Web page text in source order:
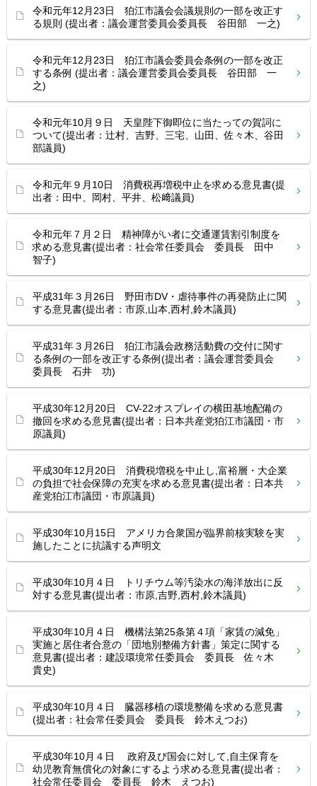
令和元年12月23日 狛江市議会会議規則の一部を改正す
る規則 (提出者：議会運営委員会委員長 谷田部 一之)
令和元年12月23日 狛江市議会委員会条例の一部を改正
する条例 (提出者：議会運営委員会委員長 谷田部 一
之)
令和元年10月９日 天皇陛下御即位に当たっての賀詞に
ついて(提出者：辻村、吉野、三宅、山田、佐々木、谷田
部議員)
令和元年９月10日 消費税再増税中止を求める意見書(提
出者：田中、岡村、平井、松﨑議員)
令和元年７月２日 精神障がい者に交通運賃割引制度を
求める意見書(提出者：社会常任委員会 委員長 田中
智子)
平成31年３月26日 野田市DV・虐待事件の再発防止に関
する意見書(提出者：市原,山本,西村,鈴木議員)
平成31年３月26日 狛江市議会政務活動費の交付に関す
る条例の一部を改正する条例(提出者：議会運営委員会
委員長 石井 功)
平成30年12月20日 CV-22オスプレイの横田基地配備の
撤回を求める意見書(提出者：日本共産党狛江市議団・市
原議員)
平成30年12月20日 消費税増税を中止し,富裕層・大企業
の負担で社会保障の充実を求める意見書(提出者：日本共
産党狛江市議団・市原議員)
平成30年10月15日 アメリカ合衆国が臨界前核実験を実
施したことに抗議する声明文
平成30年10月４日 トリチウム等汚染水の海洋放出に反
対する意見書(提出者：市原,吉野,西村,鈴木議員)
平成30年10月４日 機構法第25条第４項「家賃の減免」
実施と居住者合意の「団地別整備方針書」策定に関する
意見書(提出者：建設環境常任委員会 委員長 佐々木
貴史)
平成30年10月４日 臓器移植の環境整備を求める意見書
(提出者：社会常任委員会 委員長 鈴木えつお)
平成30年10月４日 政府及び国会に対して,自主保育を
幼児教育無償化の対象にするよう求める意見書(提出者：
社会常任委員会 委員長 鈴木 えつお)